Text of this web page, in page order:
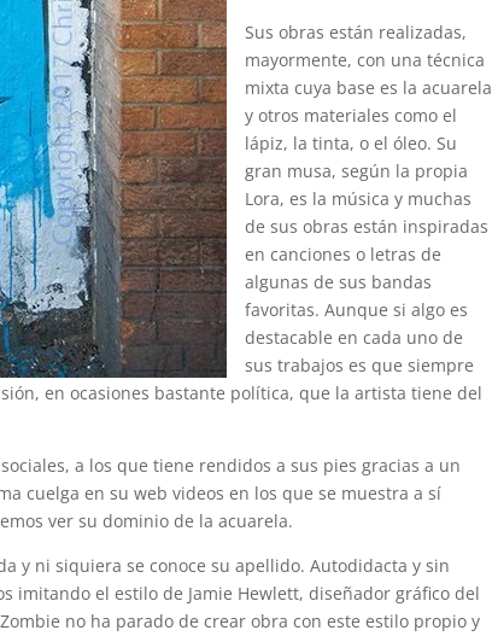
Sus obras están realizadas,
mayormente, con una técnica
mixta cuya base es la acuarela
y otros materiales como el
lápiz, la tinta, o el óleo. Su
gran musa, según la propia
Lora, es la música y muchas
de sus obras están inspiradas
en canciones o letras de
algunas de sus bandas
favoritas. Aunque si algo es
destacable en cada uno de
sus trabajos es que siempre
en ocasiones bastante política, que la artista tiene del
a los que tiene rendidos a sus pies gracias a un
cuelga en su web videos en los que se muestra a sí
ver su dominio de la acuarela.
y ni siquiera se conoce su apellido. Autodidacta y sin
imitando el estilo de Jamie Hewlett, diseñador gráfico del
no ha parado de crear obra con este estilo propio y